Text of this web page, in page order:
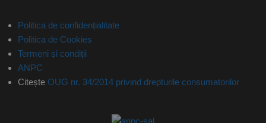
Politica de confidențialitate
Politica de Cookies
Termeni și condiții
ANPC
Citește OUG nr. 34/2014 privind drepturile consumatorilor